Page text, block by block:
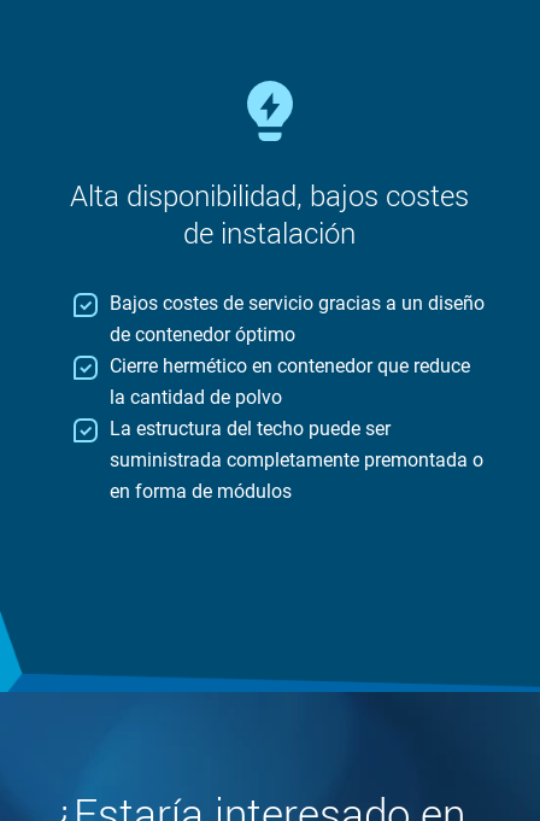
Alta disponibilidad, bajos costes
de instalación
Bajos costes de servicio gracias a un diseño
de contenedor óptimo
Cierre hermético en contenedor que reduce
la cantidad de polvo
La estructura del techo puede ser
suministrada completamente premontada o
en forma de módulos